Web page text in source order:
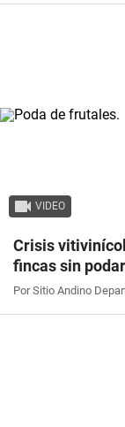
VIDEO
Crisis
fincas sin
Por Sitio Andino